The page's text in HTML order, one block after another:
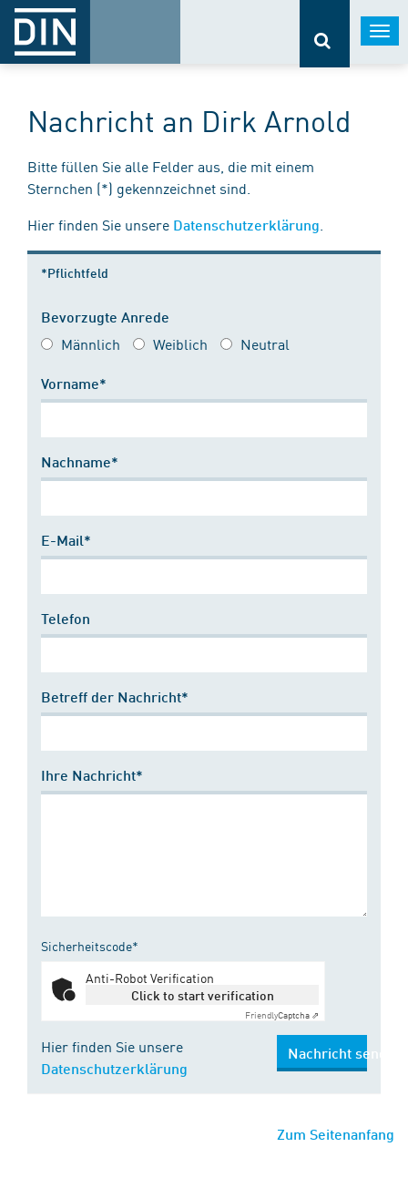
Nachricht an Dirk Arnold
Bitte füllen Sie alle Felder aus, die mit einem
Sternchen (*) gekennzeichnet sind.
Hier finden Sie unsere Datenschutzerklärung
*Pflichtfeld
Bevorzugte Anrede
Männlich Weiblich Neutral
Vorname*
Nachname*
E-Mail*
Telefon
Betreff der Nachricht*
Ihre Nachricht*
Sicherheitscode*
Anti-Robot Verification
Click to start verification
FriendlyCaptcha ⇗
Hier finden Sie unsere
Datenschutzerklärung
Nachricht senden
Zum Seitenanfang